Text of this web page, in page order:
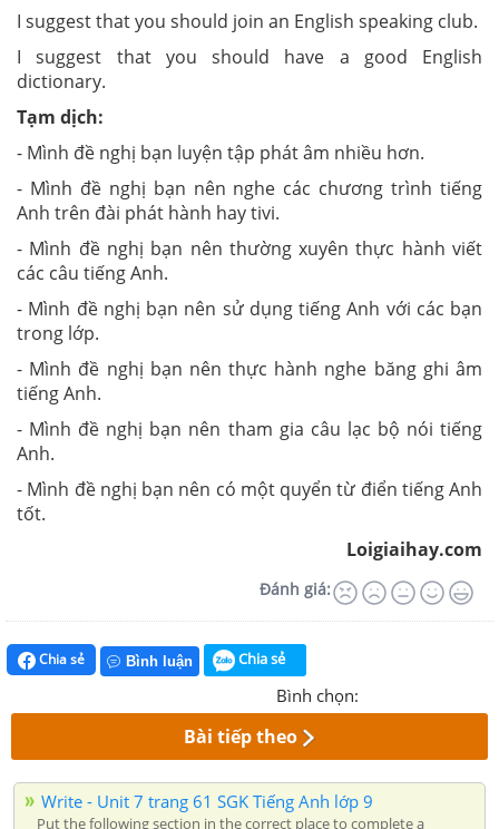
I suggest that you should join an English speaking club.
I suggest that you should have a good English
dictionary.
Tạm dịch:
- Mình đề nghị bạn luyện tập phát âm nhiều hơn.
- Mình đề nghị bạn nên nghe các chương trình tiếng
Anh trên đài phát hành hay tivi.
- Mình đề nghị bạn nên thường xuyên thực hành viết
các câu tiếng Anh.
- Mình đề nghị bạn nên sử dụng tiếng Anh với các bạn
trong lớp.
- Mình đề nghị bạn nên thực hành nghe băng ghi âm
tiếng Anh.
- Mình đề nghị bạn nên tham gia câu lạc bộ nói tiếng
Anh.
- Mình đề nghị bạn nên có một quyển từ điển tiếng Anh
tốt.
Loigiaihay.com
Đánh giá:
Chia sẻ Bình luận Chia sẻ
Bình chọn:
Bài tiếp theo
Write - Unit 7 trang 61 SGK Tiếng Anh lớp 9
Put the following section in the correct place to complete a